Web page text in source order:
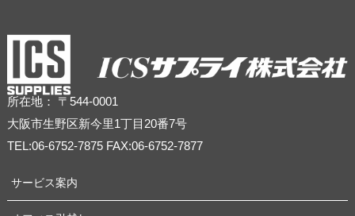
所在地： 〒544-0001
大阪市生野区新今里1丁目20番7号
TEL:06-6752-7875 FAX:06-6752-7877
サービス案内